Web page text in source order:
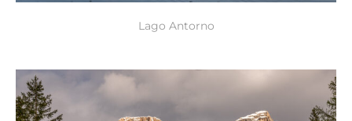
Lago Antorno